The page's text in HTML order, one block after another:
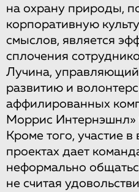
на охрану природы,
корпоративную
смыслов, является
сплочения
Лучина,
развитию и
аффилированных
Моррис
Кроме того, участие в
проектах дает
неформально
не считая